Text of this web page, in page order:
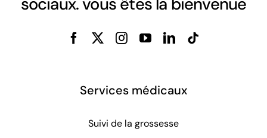
Services médicaux
Suivi de la grossesse